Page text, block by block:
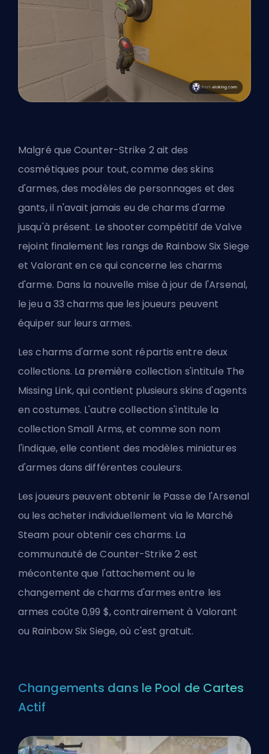
Malgré que Counter-Strike 2 ait des
cosmétiques pour tout, comme des skins
d'armes, des modèles de personnages et des
gants, il n'avait jamais eu de charms d'arme
jusqu'à présent. Le shooter compétitif de Valve
rejoint finalement les rangs de Rainbow Six Siege
et Valorant en ce qui concerne les charms
d'arme. Dans la nouvelle mise à jour de l'Arsenal,
le jeu a 33 charms que les joueurs peuvent
équiper sur leurs armes.
Les charms d'arme sont répartis entre deux
collections. La première collection s'intitule The
Missing Link, qui contient plusieurs skins d'agents
en costumes. L'autre collection s'intitule la
collection Small Arms, et comme son nom
l'indique, elle contient des modèles miniatures
d'armes dans différentes couleurs.
Les joueurs peuvent obtenir le Passe de l'Arsenal
ou les acheter individuellement via le Marché
Steam pour obtenir ces charms. La
communauté de Counter-Strike 2 est
mécontente que l'attachement ou le
changement de charms d'armes entre les
armes coûte 0,99 $, contrairement à Valorant
ou Rainbow Six Siege, où c'est gratuit.
Changements dans le Pool de Cartes
Actif